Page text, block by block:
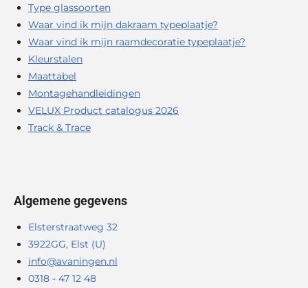
Type glassoorten
Waar vind ik mijn dakraam typeplaatje?
Waar vind ik mijn raamdecoratie typeplaatje?
Kleurstalen
Maattabel
Montagehandleidingen
VELUX Product catalogus 2026
Track & Trace
Algemene gegevens
Elsterstraatweg 32
3922GG, Elst (U)
info@avaningen.nl
0318 - 47 12 48